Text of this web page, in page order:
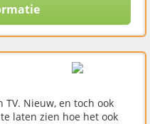
Nieuw, en toch ook
laten zien hoe het ook